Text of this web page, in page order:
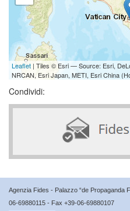
Leaflet | Tiles © Esri — Source: Esri,
NRCAN, Esri Japan, METI, Esri China
Condividi:
Agenzia Fides - Palazzo “de Propaganda
06-69880115 - Fax +39-06-69880107